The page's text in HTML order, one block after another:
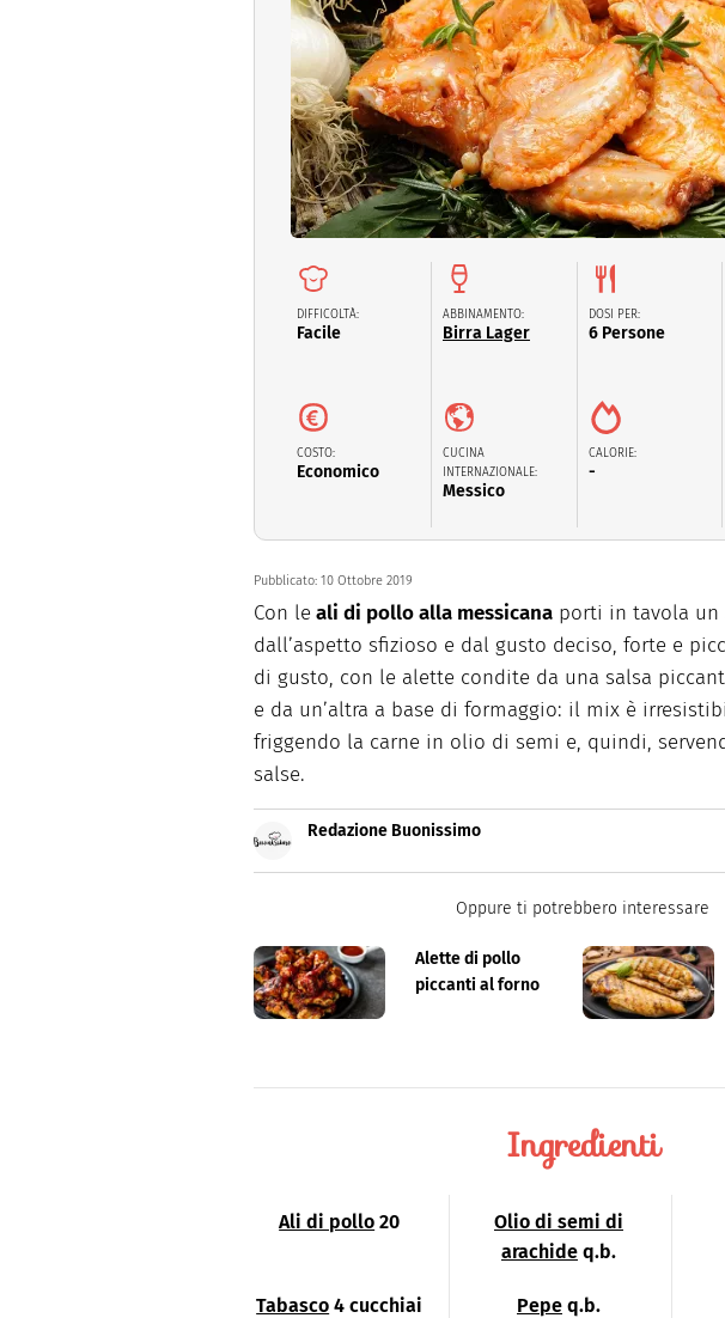
Dolci Pasqua
San Valentino
DIFFICOLTÀ:
Facile
ABBINAMENTO:
Birra Lager
COSTO:
Economico
CUCINA
INTERNAZIONALE:
Messico
DOSI PER:
6 Persone
CALORIE:
-
Pubblicato: 10 Ottobre 2019
Con le ali di pollo alla messicana porti in tavola un
dall’aspetto sfizioso e dal gusto deciso, forte e
di gusto, con le alette condite da una salsa
e da un’altra a base di formaggio: il mix è
friggendo la carne in olio di semi e, quindi,
salse.
Redazione Buonissimo
Buonissimo è il magazine di cucina di Italiaonline
facili e spiegate passo passo.
Oppure ti potrebbero interessare
Alette di pollo
piccanti al forno
Ingredienti
Ali di pollo 20
Olio di semi di
arachide q.b.
Tabasco 4 cucchiai Pepe q.b.